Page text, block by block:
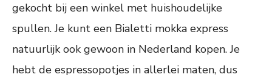
gekocht bij een winkel met huishoudelijke
spullen. Je kunt een Bialetti mokka express
natuurlijk ook gewoon in Nederland kopen. Je
hebt de espressopotjes in allerlei maten, dus